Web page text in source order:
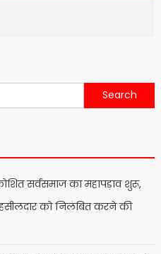
सर्वसमाज का महापड़ाव शुरू,
को निलंबित करने की